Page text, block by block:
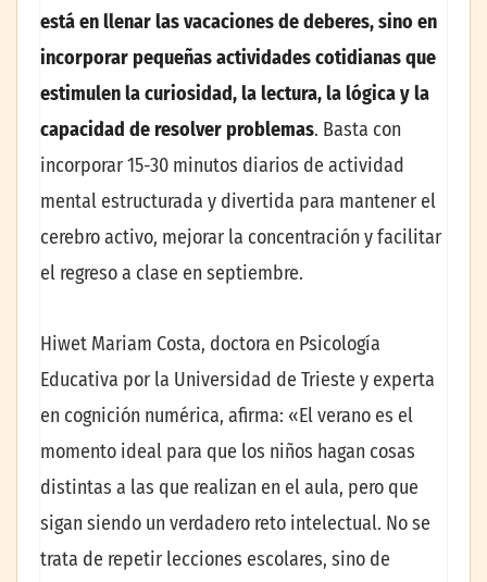
está en llenar las vacaciones de deberes, sino en
incorporar pequeñas actividades cotidianas que
estimulen la curiosidad, la lectura, la lógica y la
capacidad de resolver problemas. Basta con
incorporar 15-30 minutos diarios de actividad
mental estructurada y divertida para mantener el
cerebro activo, mejorar la concentración y facilitar
el regreso a clase en septiembre.
Hiwet Mariam Costa, doctora en Psicología
Educativa por la Universidad de Trieste y experta
en cognición numérica, afirma: «El verano es el
momento ideal para que los niños hagan cosas
distintas a las que realizan en el aula, pero que
sigan siendo un verdadero reto intelectual. No se
trata de repetir lecciones escolares, sino de